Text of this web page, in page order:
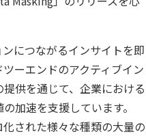
につながるインサイトを即
ーエンドのアクティブイン
供を通じて、企業における
加速を支援しています。
された様々な種類の大量の